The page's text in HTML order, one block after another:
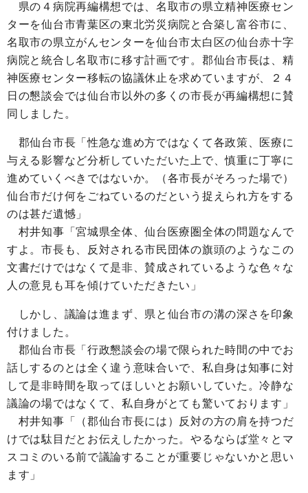
県の４病院再編構想では、名取市の県立精神医療セン
ターを仙台市青葉区の東北労災病院と合築し富谷市に、
名取市の県立がんセンターを仙台市太白区の仙台赤十字
病院と統合し名取市に移す計画です。郡仙台市長は、精
神医療センター移転の協議休止を求めていますが、２４
日の懇談会では仙台市以外の多くの市長が再編構想に賛
同しました。
郡仙台市長「性急な進め方ではなくて各政策、医療に
与える影響など分析していただいた上で、慎重に丁寧に
進めていくべきではないか。（各市長がそろった場で）
仙台市だけ何をごねているのだという捉えられ方をする
のは甚だ遺憾」
村井知事「宮城県全体、仙台医療圏全体の問題なんで
すよ。市長も、反対される市民団体の旗頭のようなこの
文書だけではなくて是非、賛成されているような色々な
人の意見も耳を傾けていただきたい」
しかし、議論は進まず、県と仙台市の溝の深さを印象
付けました。
郡仙台市長「行政懇談会の場で限られた時間の中でお
話しするのとは全く違う意味合いで、私自身は知事に対
して是非時間を取ってほしいとお願いしていた。冷静な
議論の場ではなくて、私自身がとても驚いております」
村井知事「（郡仙台市長には）反対の方の肩を持つだ
けでは駄目だとお伝えしたかった。やるならば堂々とマ
スコミのいる前で議論することが重要じゃないかと思い
ます」